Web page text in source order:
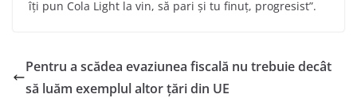
îți pun Cola Light la vin, să pari și tu finuț, progresist”.
Pentru a scădea evaziunea fiscală nu trebuie decât
să luăm exemplul altor țări din UE